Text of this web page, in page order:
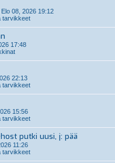
Elo 08, 2026 19:12
tarvikkeet
17:48
22:13
tarvikkeet
15:56
tarvikkeet
putki uusi, j: pää
11:26
tarvikkeet